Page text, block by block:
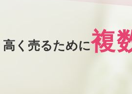
高く売るために複